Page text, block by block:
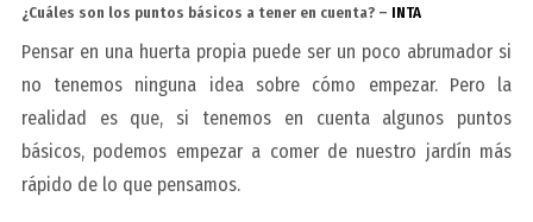
¿Cuáles son los puntos básicos a tener en cuenta? – INTA
Pensar en una huerta propia puede ser un poco abrumador si
no tenemos ninguna idea sobre cómo empezar. Pero la
realidad es que, si tenemos en cuenta algunos puntos
básicos, podemos empezar a comer de nuestro jardín más
rápido de lo que pensamos.